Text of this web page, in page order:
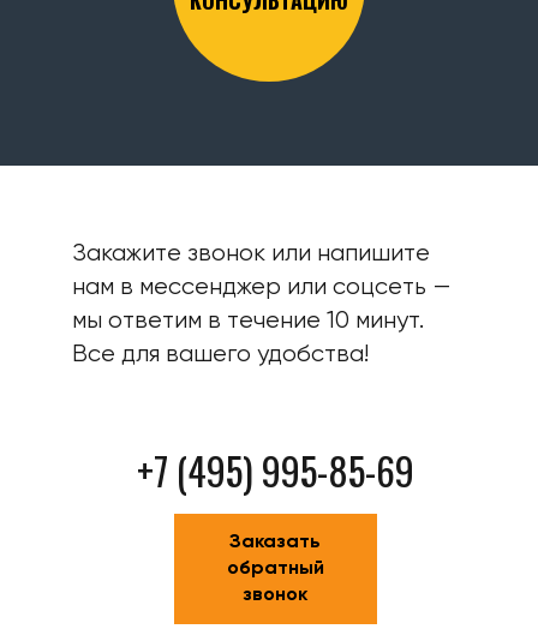
Закажите звонок или напишите
нам в мессенджер или соцсеть —
мы ответим в течение 10 минут.
Все для вашего удобства!
+7 (495) 995-85-69
Заказать
обратный
звонок